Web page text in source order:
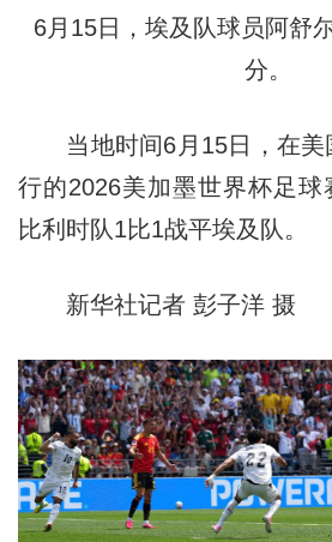
6月15日，埃及队球员阿舒
分。
当地时间6月15日，在美
行的2026美加墨世界杯足球
比利时队1比1战平埃及队。
新华社记者 彭子洋 摄